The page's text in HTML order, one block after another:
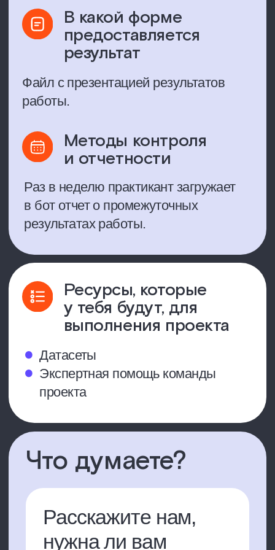
профориентация?
Пройти опрос
Запутались?
вопросов, которые помогут
вам подобрать роль внутри
компании «Ростелеком».
Пройти тест на свою роль
А как написать
резюме?
Телеграм-бот поможет
сторонах, навыках и опыте
Создать резюме
Открыть список
А где посмотреть
вакансии?